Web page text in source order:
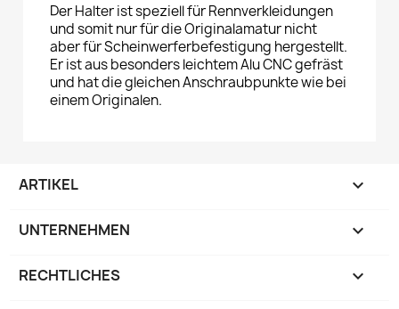
Der Halter ist speziell für Rennverkleidungen
und somit nur für die Originalamatur nicht
aber für Scheinwerferbefestigung hergestellt.
Er ist aus besonders leichtem Alu CNC gefräst
und hat die gleichen Anschraubpunkte wie bei
einem Originalen.
ARTIKEL 
UNTERNEHMEN 
RECHTLICHES 